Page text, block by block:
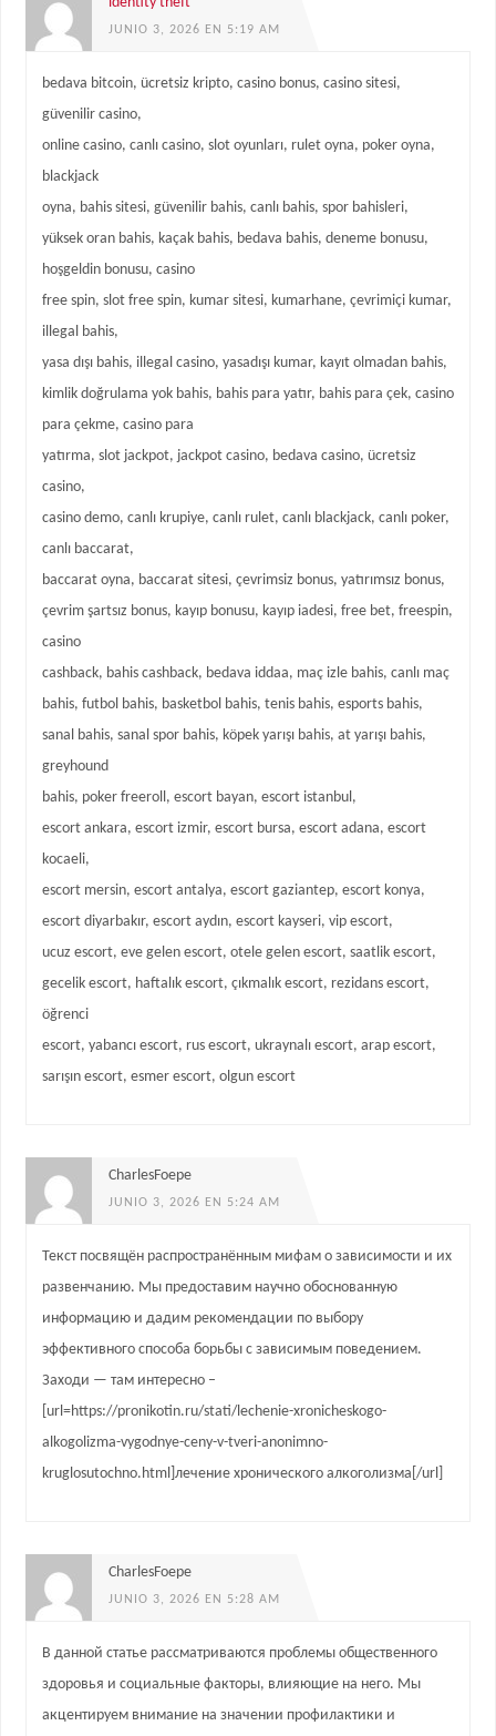
JUNIO 3, 2026 EN 5:19 AM
bedava bitcoin, ücretsiz kripto, casino bonus, casino sitesi,
güvenilir casino,
online casino, canlı casino, slot oyunları, rulet oyna, poker oyna,
blackjack
oyna, bahis sitesi, güvenilir bahis, canlı bahis, spor bahisleri,
yüksek oran bahis, kaçak bahis, bedava bahis, deneme bonusu,
hoşgeldin bonusu, casino
free spin, slot free spin, kumar sitesi, kumarhane, çevrimiçi kumar,
illegal bahis,
yasa dışı bahis, illegal casino, yasadışı kumar, kayıt olmadan bahis,
kimlik doğrulama yok bahis, bahis para yatır, bahis para çek, casino
para çekme, casino para
yatırma, slot jackpot, jackpot casino, bedava casino, ücretsiz
casino,
casino demo, canlı krupiye, canlı rulet, canlı blackjack, canlı poker,
canlı baccarat,
baccarat oyna, baccarat sitesi, çevrimsiz bonus, yatırımsız bonus,
çevrim şartsız bonus, kayıp bonusu, kayıp iadesi, free bet, freespin,
casino
cashback, bahis cashback, bedava iddaa, maç izle bahis, canlı maç
bahis, futbol bahis, basketbol bahis, tenis bahis, esports bahis,
sanal bahis, sanal spor bahis, köpek yarışı bahis, at yarışı bahis,
greyhound
bahis, poker freeroll, escort bayan, escort istanbul,
escort ankara, escort izmir, escort bursa, escort adana, escort
kocaeli,
escort mersin, escort antalya, escort gaziantep, escort konya,
escort diyarbakır, escort aydın, escort kayseri, vip escort,
ucuz escort, eve gelen escort, otele gelen escort, saatlik escort,
gecelik escort, haftalık escort, çıkmalık escort, rezidans escort,
öğrenci
escort, yabancı escort, rus escort, ukraynalı escort, arap escort,
sarışın escort, esmer escort, olgun escort
CharlesFoepe
JUNIO 3, 2026 EN 5:24 AM
Текст посвящён распространённым мифам о зависимости и их
развенчанию. Мы предоставим научно обоснованную
информацию и дадим рекомендации по выбору
эффективного способа борьбы с зависимым поведением.
Заходи — там интересно –
[url=https://pronikotin.ru/stati/lechenie-xronicheskogo-
alkogolizma-vygodnye-ceny-v-tveri-anonimno-
kruglosutochno.html]лечение хронического алкоголизма[/url]
CharlesFoepe
JUNIO 3, 2026 EN 5:28 AM
В данной статье рассматриваются проблемы общественного
здоровья и социальные факторы, влияющие на него. Мы
акцентируем внимание на значении профилактики и